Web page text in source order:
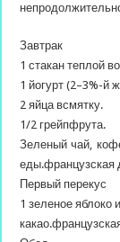
Завтрак
1 стакан теплой
1 йогурт (2–3%-й
2 яйца всмятку.
1/2 грейпфрута.
Зеленый чай,
еды.французская
Первый перекус
1 зеленое яблоко